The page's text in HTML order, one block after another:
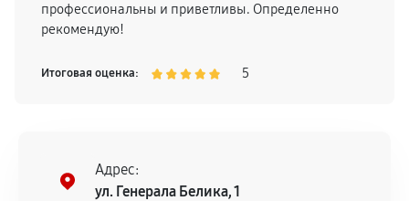
профессиональны и приветливы. Определенно
рекомендую!
Итоговая оценка: 5
Адрес:
ул. Генерала Белика, 1